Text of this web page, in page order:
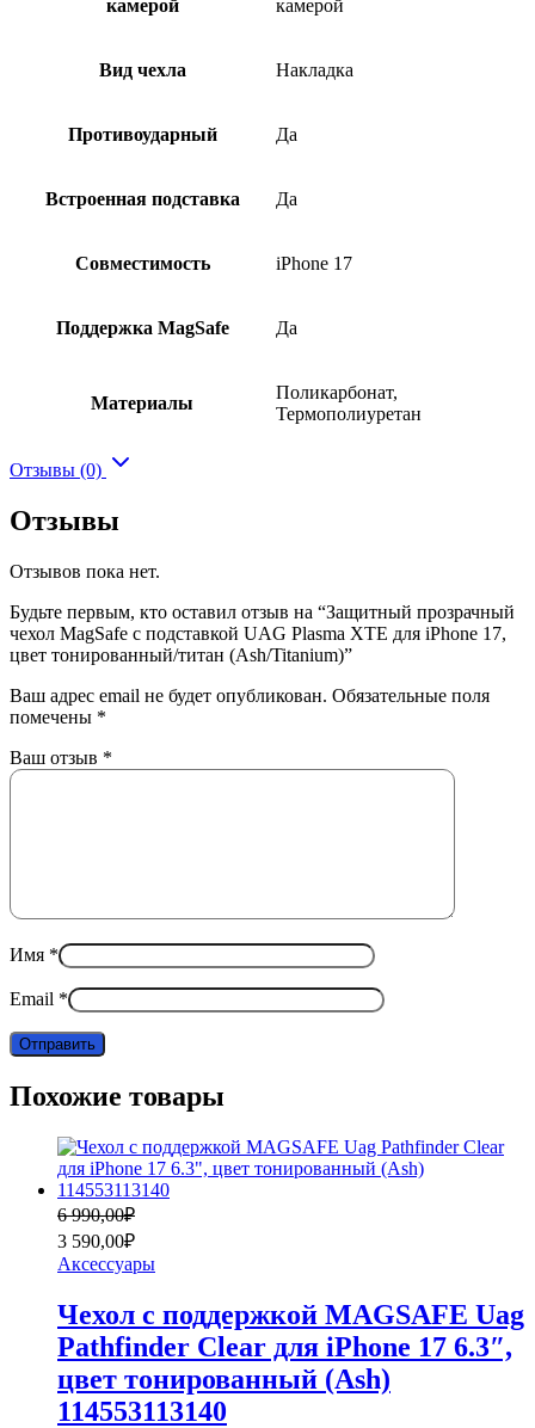
камерой камерой
Вид чехла Накладка
Противоударный Да
Встроенная подставка Да
Совместимость iPhone 17
Поддержка MagSafe Да
Материалы
Поликарбонат,
Термополиуретан
Отзывы (0)
Отзывы
Отзывов пока нет.
Будьте первым, кто оставил отзыв на “Защитный прозрачный
чехол MagSafe с подставкой UAG Plasma XTE для iPhone 17,
цвет тонированный/титан (Ash/Titanium)”
Ваш адрес email не будет опубликован. Обязательные поля
помечены *
Ваш отзыв *
Имя *
Email *
Похожие товары
6 990,00₽
Первоначальная
цена
составляла
6
3 590,00₽
Текущая
цена:
3
590,00₽.
Аксессуары
Чехол с поддержкой MAGSAFE Uag
Pathfinder Clear для iPhone 17 6.3″,
цвет тонированный (Ash)
114553113140